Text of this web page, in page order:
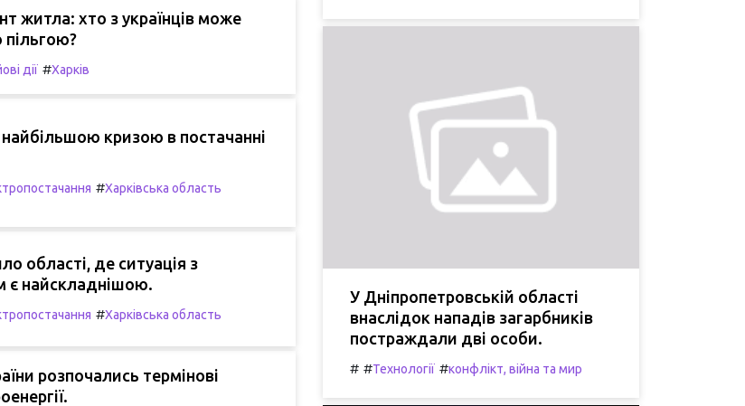
житла: хто з українців може
дії #Харків
найбільшою кризою в постачанні
#Харківська область
області, де ситуація з
є найскладнішою.
#Харківська область
розпочались термінові
У Дніпропетровській області
внаслідок нападів загарбників
постраждали дві особи.
# #Технології #конфлікт, війна та мир